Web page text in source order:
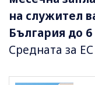
на служител
България до
Средната за